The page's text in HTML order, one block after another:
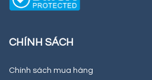
CHÍNH SÁCH
Chính sách mua hàng